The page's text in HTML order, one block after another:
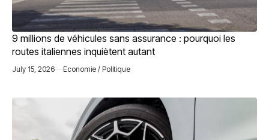
9 millions de véhicules sans assurance : pourquoi les
routes italiennes inquiètent autant
July 15, 2026 Economie / Politique